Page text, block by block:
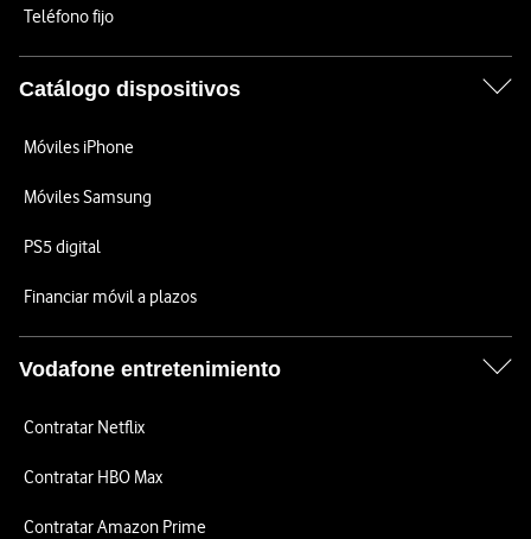
Teléfono fijo
Catálogo dispositivos
Móviles iPhone
Móviles Samsung
PS5 digital
Financiar móvil a plazos
Vodafone entretenimiento
Contratar Netflix
Contratar HBO Max
Contratar Amazon Prime